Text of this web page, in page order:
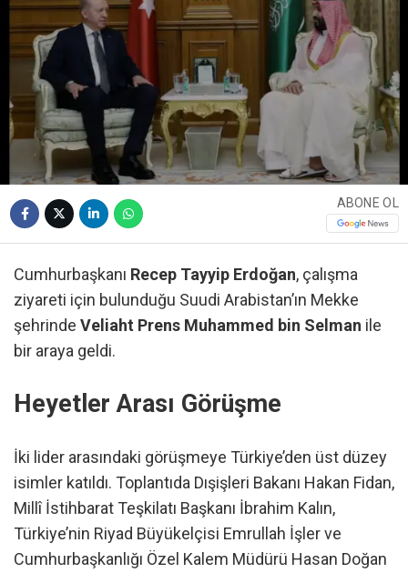
ABONE OL
Cumhurbaşkanı Recep Tayyip Erdoğan, çalışma
ziyareti için bulunduğu Suudi Arabistan’ın Mekke
şehrinde Veliaht Prens Muhammed bin Selman ile
bir araya geldi.
Heyetler Arası Görüşme
İki lider arasındaki görüşmeye Türkiye’den üst düzey
isimler katıldı. Toplantıda Dışişleri Bakanı Hakan Fidan,
Millî İstihbarat Teşkilatı Başkanı İbrahim Kalın,
Türkiye’nin Riyad Büyükelçisi Emrullah İşler ve
Cumhurbaşkanlığı Özel Kalem Müdürü Hasan Doğan